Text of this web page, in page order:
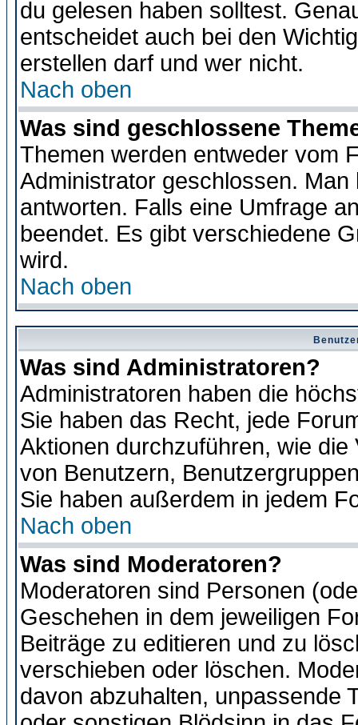
du gelesen haben solltest.
entscheidet auch bei den
erstellen darf und wer nicht.
Nach oben
Was sind geschlossene
Themen werden entweder vom
Administrator geschlossen.
antworten. Falls eine Umfrage
beendet. Es gibt verschiedene
wird.
Nach oben
Was sind Administratoren?
Administratoren haben die
Sie haben das Recht, jede
Aktionen durchzuführen, wie
von Benutzern,
Sie haben außerdem in jedem
Nach oben
Was sind Moderatoren?
Moderatoren sind Personen
Geschehen in dem jeweiligen
Beiträge zu editieren und zu
verschieben oder löschen.
davon abzuhalten, unpassende